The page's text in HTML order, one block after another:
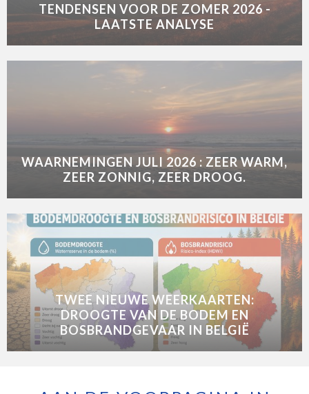
TENDENSEN VOOR DE ZOMER 2026 -
LAATSTE ANALYSE
WAARNEMINGEN JULI 2026 : ZEER WARM,
ZEER ZONNIG, ZEER DROOG.
TWEE NIEUWE WEERKAARTEN:
DROOGTE VAN DE BODEM EN
BOSBRANDGEVAAR IN BELGIË